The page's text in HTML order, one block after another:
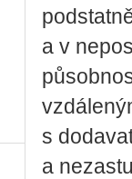
a v
s
a